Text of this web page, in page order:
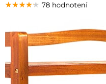
★★★★★
★★★★★
★★★★★ 78 hodnotení